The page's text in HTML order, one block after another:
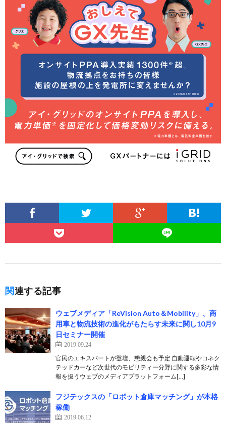
関連する記事
ウェブメディア「ReVision Auto＆Mobility」、商
用車と物流技術の進化がもたらす未来に関し10月9
日セミナー開催
2019.09.24
官民のエキスパートが登壇、懇親会も予定 自動運転やコネク
テッドカーなど次世代のモビリティー分野に関する多彩な情
報を扱うウェブのメディアプラットフォーム[…]
フジテックスの「ロボット倉庫マッチング」が本格
稼働
2019.06.12